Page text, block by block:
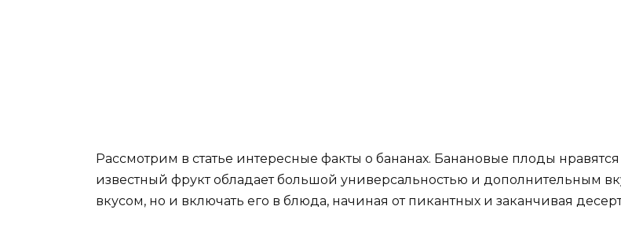
Рассмотрим в статье интересные факты о бананах. Банановые плоды
известный фрукт обладает большой универсальностью и дополнительным
вкусом, но и включать его в блюда, начиная от пикантных и заканчивая